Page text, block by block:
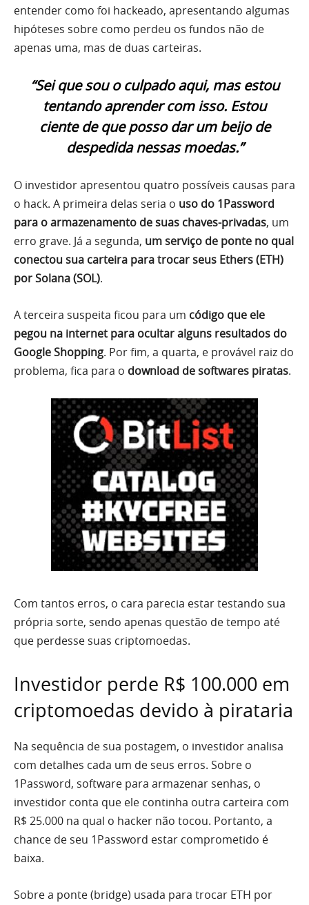
entender como foi hackeado, apresentando algumas
hipóteses sobre como perdeu os fundos não de
apenas uma, mas de duas carteiras.
“Sei que sou o culpado aqui, mas estou
tentando aprender com isso. Estou
ciente de que posso dar um beijo de
despedida nessas moedas.”
O investidor apresentou quatro possíveis causas para
o hack. A primeira delas seria o uso do 1Password
para o armazenamento de suas chaves-privadas, um
erro grave. Já a segunda, um serviço de ponte no qual
conectou sua carteira para trocar seus Ethers (ETH)
por Solana (SOL).
A terceira suspeita ficou para um código que ele
pegou na internet para ocultar alguns resultados do
Google Shopping. Por fim, a quarta, e provável raiz do
problema, fica para o download de softwares piratas.
Com tantos erros, o cara parecia estar testando sua
própria sorte, sendo apenas questão de tempo até
que perdesse suas criptomoedas.
Investidor perde R$ 100.000 em
criptomoedas devido à pirataria
Na sequência de sua postagem, o investidor analisa
com detalhes cada um de seus erros. Sobre o
1Password, software para armazenar senhas, o
investidor conta que ele continha outra carteira com
R$ 25.000 na qual o hacker não tocou. Portanto, a
chance de seu 1Password estar comprometido é
baixa.
Sobre a ponte (bridge) usada para trocar ETH por